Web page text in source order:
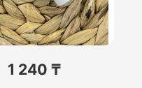
1 240 ₸